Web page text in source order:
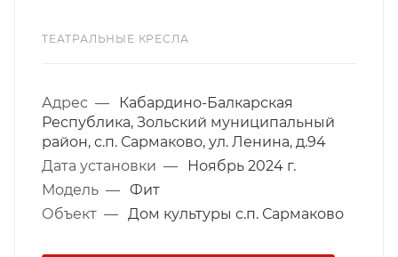
ТЕАТРАЛЬНЫЕ КРЕСЛА
Адрес —
Кабардино-Балкарская
Республика, Зольский муниципальный
район, с.п. Сармаково, ул. Ленина, д.94
Дата установки —
Ноябрь 2024 г.
Модель — Фит
Объект — Дом культуры с.п. Сармаково